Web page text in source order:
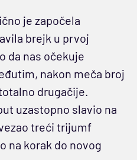
je započela
brejk u prvoj
da nas očekuje
nakon meča broj
drugačije.
uzastopno slavio na
treći trijumf
na korak do novog